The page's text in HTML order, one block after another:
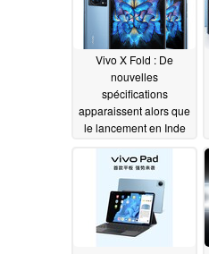
Vivo X Fold : De
nouvelles
spécifications
apparaissent alors que
le lancement en Inde